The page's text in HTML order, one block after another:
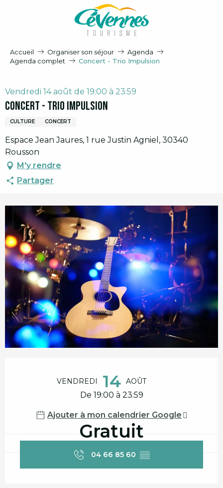
Accueil Organiser son séjour
Agenda
Agenda complet
Concert - Trio Impulsion
Vendredi 14 août de 19:00 à 23:59
Concert - Trio Impulsion
CULTURE CONCERT
Espace Jean Jaures, 1 rue Justin Agniel, 30340
Rousson
M'y rendre
Partager
VENDREDI 14 AOÛT
De 19:00 à 23:59
Ajouter à mon calendrier Google
Gratuit
04 66 85 60 ▒▒